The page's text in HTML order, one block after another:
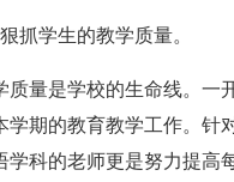
抓学生的教学质量。
质量是学校的生命线。一
学期的教育教学工作。针
学科的老师更是努力提高